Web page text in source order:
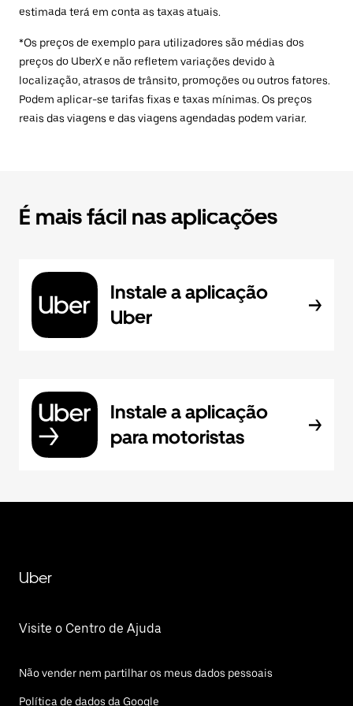
estimada terá em conta as taxas atuais.
*Os preços de exemplo para utilizadores são médias dos
preços do UberX e não refletem variações devido à
localização, atrasos de trânsito, promoções ou outros fatores.
Podem aplicar-se tarifas fixas e taxas mínimas. Os preços
reais das viagens e das viagens agendadas podem variar.
É mais fácil nas aplicações
Instale a aplicação
Uber
Instale a aplicação
para motoristas
Uber
Visite o Centro de Ajuda
Não vender nem partilhar os meus dados pessoais
Política de dados da Google